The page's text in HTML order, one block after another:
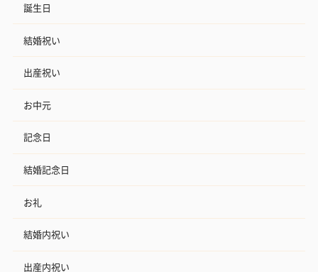
誕生日
結婚祝い
出産祝い
お中元
記念日
結婚記念日
お礼
結婚内祝い
出産内祝い